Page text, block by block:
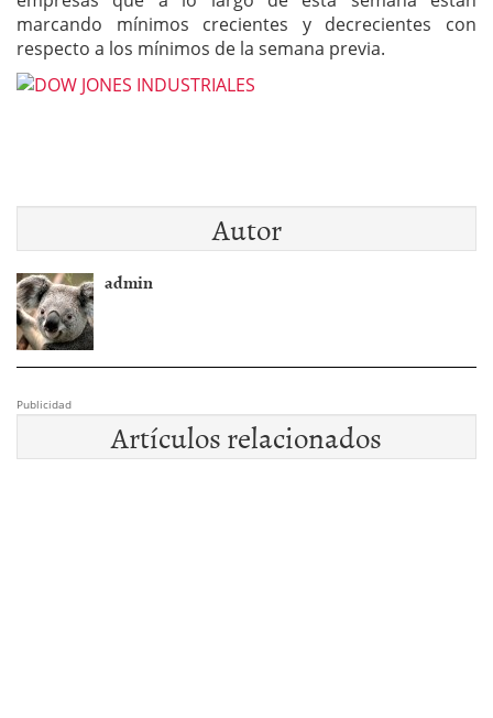
marcando mínimos crecientes y decrecientes con
respecto a los mínimos de la semana previa.
Autor
admin
Publicidad
Artículos relacionados